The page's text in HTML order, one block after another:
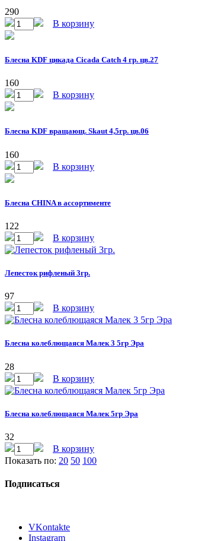
290
В корзину
Блесна KDF цикада Cicada Catch 4 гр. цв.27
160
В корзину
Блесна KDF вращающ. Skaut 4,5гр. цв.06
160
В корзину
Блесна CHINA в ассортименте
122
В корзину
Лепесток рифленый 3гр.
97
В корзину
Блесна колеблющаяся Малек 3 5гр Эра
28
В корзину
Блесна колеблющаяся Малек 5гр Эра
32
В корзину
Показать по: 20 50 100
Подписаться
VKontakte
Instagram